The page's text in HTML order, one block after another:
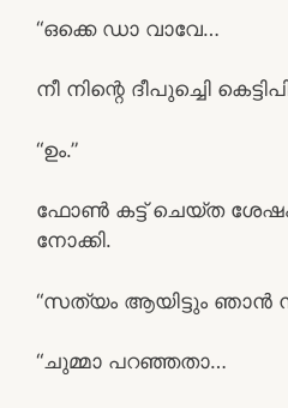
“ഒക്കെ ഡാ വാവേ…
നീ നിന്റെ ദീപുച്ചി‌െ
“ഉം.”
ഫോൺ കട്ട് ചെയ്ത
നോക്കി.
“സത്യം ആയിട്ടും
“ചുമ്മാ പറഞ്ഞതാ…